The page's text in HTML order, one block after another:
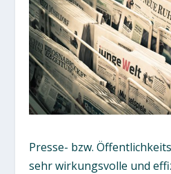
Presse- bzw.
sehr wirkungsvolle und